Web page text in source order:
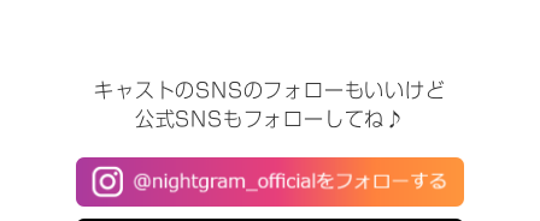
キャストのSNSのフォローもいいけど
公式SNSもフォローしてね♪